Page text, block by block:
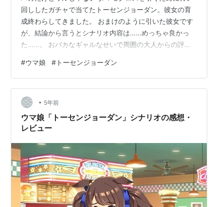
回ししたガチャで当てたトーセンジョーダン。彼女の育
成終わらしてきました。 おまけのように引いた彼女です
が、結論から言うとシナリオ内容は……めっちゃ良かっ
た……。 おバカなギャルなせいで周囲の大人からの評判
に難があるだけで、根っこの部分は悪くない努力家で
す。 試験前も勉強をしたものの「何が分からないのか分
からない」現象が発生して補修を受ける羽目になり、先
生からはデキの悪い子という評価を受けたものの、同室
のウイニングチケットが「トーセンジョーダンは頑張っ
たんだよ～～～～」と大声で叫んで、トーセンジ…
#ウマ娘 # トーセンジョーダン
• 5年前
ウマ娘「トーセンジョーダン」シナリオの感想・
レビュー